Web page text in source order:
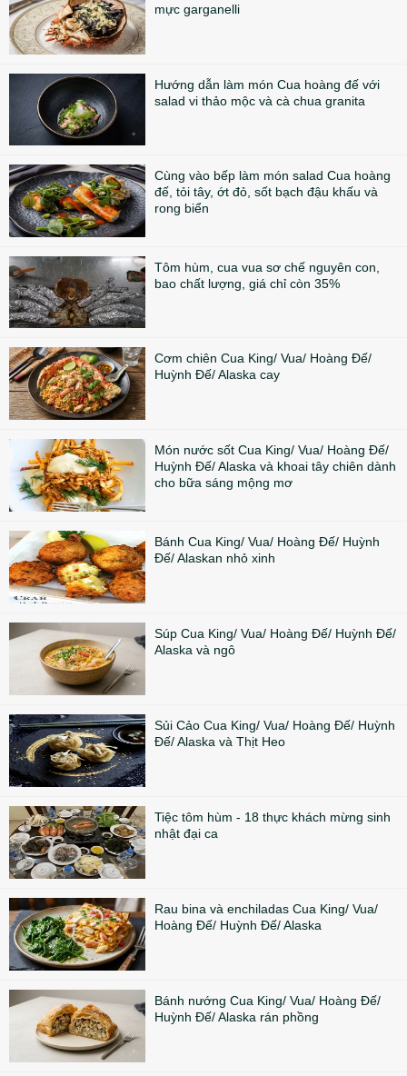
mực garganelli
Hướng dẫn làm món Cua hoàng đế với
salad vi thảo mộc và cà chua granita
Cùng vào bếp làm món salad Cua hoàng
đế, tỏi tây, ớt đỏ, sốt bạch đậu khấu và
rong biển
Tôm hùm, cua vua sơ chế nguyên con,
bao chất lượng, giá chỉ còn 35%
Cơm chiên Cua King/ Vua/ Hoàng Đế/
Huỳnh Đế/ Alaska cay
Món nước sốt Cua King/ Vua/ Hoàng Đế/
Huỳnh Đế/ Alaska và khoai tây chiên dành
cho bữa sáng mộng mơ
Bánh Cua King/ Vua/ Hoàng Đế/ Huỳnh
Đế/ Alaskan nhỏ xinh
Súp Cua King/ Vua/ Hoàng Đế/ Huỳnh Đế/
Alaska và ngô
Sủi Cảo Cua King/ Vua/ Hoàng Đế/ Huỳnh
Đế/ Alaska và Thịt Heo
Tiệc tôm hùm - 18 thực khách mừng sinh
nhật đại ca
Rau bina và enchiladas Cua King/ Vua/
Hoàng Đế/ Huỳnh Đế/ Alaska
Bánh nướng Cua King/ Vua/ Hoàng Đế/
Huỳnh Đế/ Alaska rán phồng